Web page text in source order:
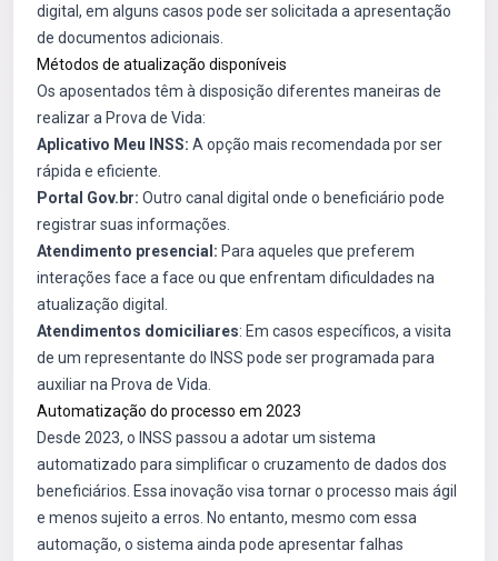
digital, em alguns casos pode ser solicitada a apresentação
de documentos adicionais.
Métodos de atualização disponíveis
Os aposentados têm à disposição diferentes maneiras de
realizar a Prova de Vida:
Aplicativo Meu INSS: A opção mais recomendada por ser
rápida e eficiente.
Portal Gov.br: Outro canal digital onde o beneficiário pode
registrar suas informações.
Atendimento presencial: Para aqueles que preferem
interações face a face ou que enfrentam dificuldades na
atualização digital.
Atendimentos domiciliares: Em casos específicos, a visita
de um representante do INSS pode ser programada para
auxiliar na Prova de Vida.
Automatização do processo em 2023
Desde 2023, o INSS passou a adotar um sistema
automatizado para simplificar o cruzamento de dados dos
beneficiários. Essa inovação visa tornar o processo mais ágil
e menos sujeito a erros. No entanto, mesmo com essa
automação, o sistema ainda pode apresentar falhas